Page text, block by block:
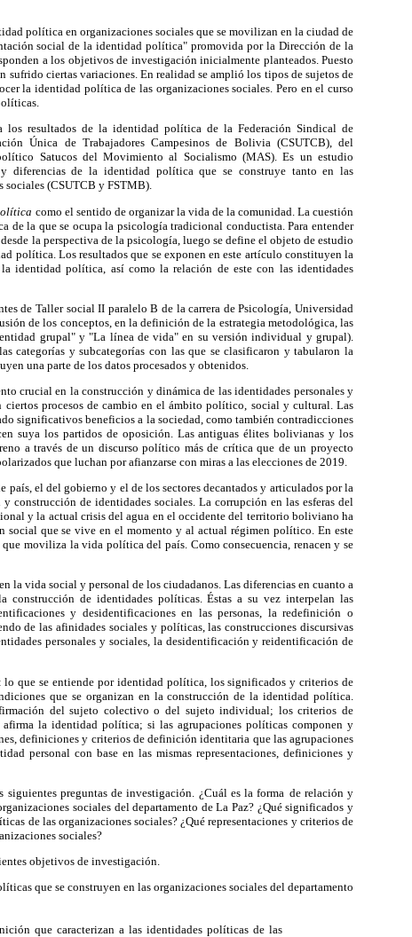
política en organizaciones sociales que se movilizan en la ciudad de
social de la identidad política" promovida por la Dirección de la
a los objetivos de investigación inicialmente planteados. Puesto
ciertas variaciones. En realidad se amplió los tipos de sujetos de
la identidad política de las organizaciones sociales. Pero en el curso
resultados de la identidad política de la Federación Sindical de
Única de Trabajadores Campesinos de Bolivia (CSUTCB), del
Satucos del Movimiento al Socialismo(MAS). Es un estudio
diferencias de la identidad política que se construye tanto en las
sociales (CSUTCB y FSTMB).
como el sentido de organizar la vida de la comunidad. La cuestión
la que se ocupa la psicología tradicional conductista. Para entender
la perspectiva de la psicología, luego se define el objeto de estudio
política. Los resultados que se exponen en este artículo constituyen la
identidad política, así como la relación de este con las identidades
de Taller social II paralelo B de la carrera de Psicología, Universidad
sión de los conceptos, en la definición de la estrategia metodológica, las
grupal" y "La línea de vida" en su versión individual y grupal).
categorías y subcategorías con las que se clasificaron y tabularon la
una parte de los datos procesados y obtenidos.
crucial en la construcción y dinámica de las identidades personales y
procesos de cambio en el ámbito político, social y cultural. Las
significativos beneficios a la sociedad, como también contradicciones
suya los partidos de oposición. Las antiguas élites bolivianas y los
a través de un discurso político más de crítica que de un proyecto
que luchan por afianzarse con miras a las elecciones de 2019.
país, el del gobierno y el de los sectores decantados y articulados por la
de identidades sociales. La corrupción en las esferas del
y la actual crisis del agua en el occidente del territorio boliviano ha
social que se vive en el momento y al actual régimen político. En este
que moviliza la vida política del país. Como consecuencia, renacen y se
la vida social y personal de los ciudadanos. Las diferencias en cuanto a
de identidades políticas. Éstas a su vez interpelan las
y desidentificaciones en las personas, la redefinición o
de las afinidades sociales y políticas, las construcciones discursivas
personales y sociales, la desidentificación y reidentificación de
lo que se entiende por identidad política, los significados y criterios de
que se organizan en la construcción de la identidad política.
del sujeto colectivo o del sujeto individual; los criterios de
la identidad política; si las agrupaciones políticas componen y
definiciones y criterios de definición identitaria que las agrupaciones
personal con base en las mismas representaciones, definiciones y
preguntas de investigación. ¿Cuál es la forma de relación y
sociales del departamento de La Paz? ¿Qué significados y
de las organizaciones sociales? ¿Qué representaciones y criterios de
sociales?
objetivos de investigación.
que se construyen en las organizaciones sociales del departamento
que caracterizan a las identidades políticas de las